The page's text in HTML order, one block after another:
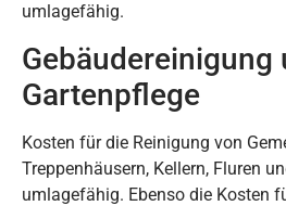
umlagefähig.
Gebäudereinigung
Gartenpflege
Kosten für die Reinigung von
Treppenhäusern, Kellern, Fluren
umlagefähig. Ebenso die Kosten